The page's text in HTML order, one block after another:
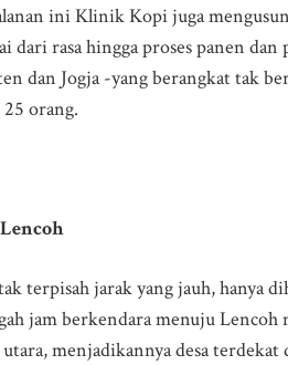
ini Klinik Kopi juga
dari rasa hingga proses panen
dan Jogja -yang berangkat tak
orang.
terpisah jarak yang jauh,
jam berkendara menuju
menjadikannya desa